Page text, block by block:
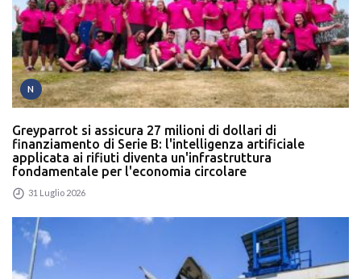
N
Greyparrot si assicura 27 milioni di dollari di
finanziamento di Serie B: l'intelligenza artificiale
applicata ai rifiuti diventa un'infrastruttura
fondamentale per l'economia circolare
31 Luglio 2026